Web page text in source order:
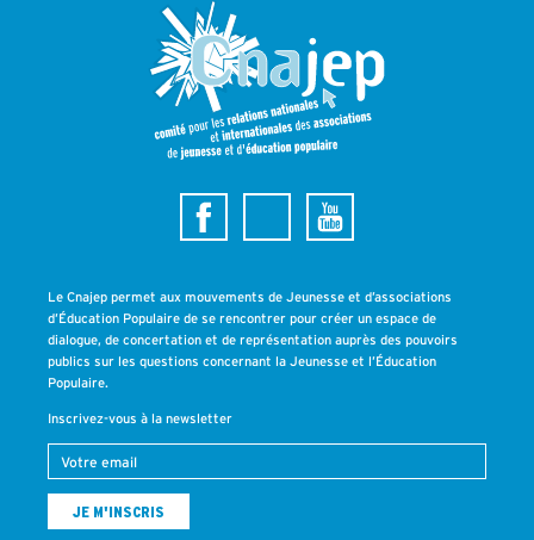
Le Cnajep permet aux mouvements de Jeunesse et d’associations
d’Éducation Populaire de se rencontrer pour créer un espace de
dialogue, de concertation et de représentation auprès des pouvoirs
publics sur les questions concernant la Jeunesse et l’Éducation
Populaire.
Inscrivez-vous à la newsletter